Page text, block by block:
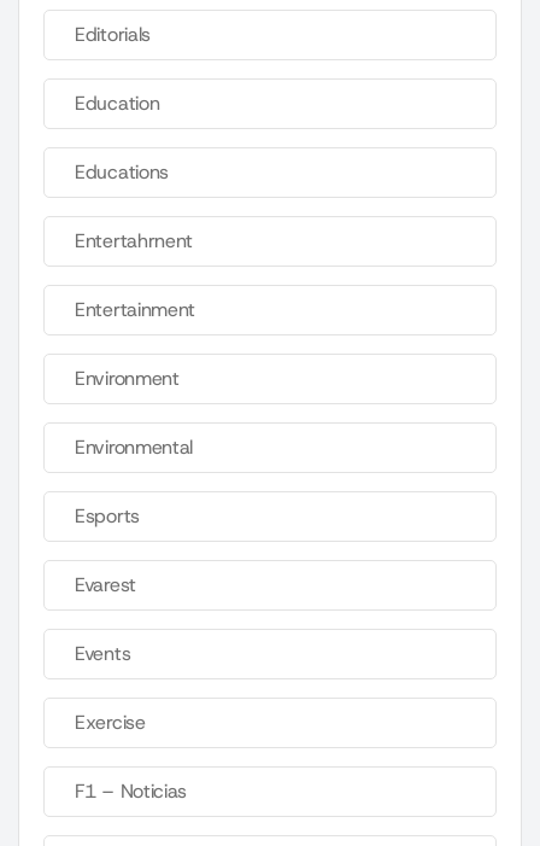
Editorials
Education
Educations
Entertahrnent
Entertainment
Environment
Environmental
Esports
Evarest
Events
Exercise
F1 – Noticias